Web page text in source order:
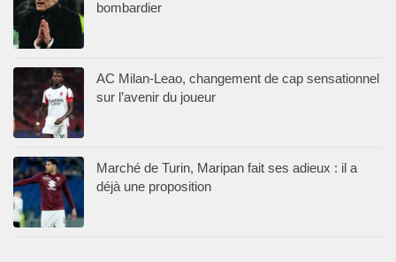
bombardier
AC Milan-Leao, changement de cap sensationnel
sur l’avenir du joueur
Marché de Turin, Maripan fait ses adieux : il a
déjà une proposition